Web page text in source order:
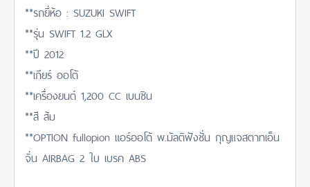
**รถยี่ห้อ : SUZUKI SWIFT
**รุ่น SWIFT 1.2 GLX
**ปี 2012
**เกียร์ ออโต้
**เครื่องยนต์ 1,200 CC เบนซิน
**สี ส้ม
**OPTION fullopion แอร์ออโต้ พ.มัลติฟังชั่น กุญแจสตาทเอ็น
จิ่น AIRBAG 2 ใบ เบรค ABS